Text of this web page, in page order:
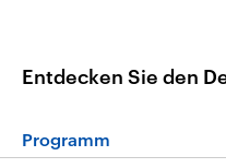
Entdecken Sie den
Programm